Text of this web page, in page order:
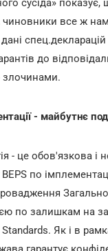
сусіда»
чиновники все ж
до
злочинами.
- майбутнє
- це обов'язкова і
по
по залишкам на
Як і в